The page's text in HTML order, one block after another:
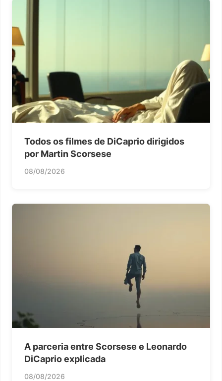
Todos os filmes de DiCaprio dirigidos
por Martin Scorsese
08/08/2026
A parceria entre Scorsese e Leonardo
DiCaprio explicada
08/08/2026